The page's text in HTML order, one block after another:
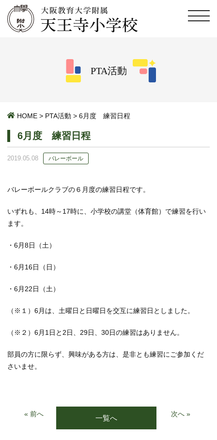
PTA活動
HOME > PTA活動 > 6月度 練習日程
6月度 練習日程
2019.05.08 バレーボール
バレーボールクラブの６月度の練習日程です。
いずれも、14時～17時に、小学校の講堂（体育館）で練習を行い
ます。
・6月8日（土）
・6月16日（日）
・6月22日（土）
（※１）6月は、土曜日と日曜日を交互に練習日としました。
（※２）6月1日と2日、29日、30日の練習はありません。
部員の方に限らず、興味がある方は、是非とも練習にご参加くだ
さいませ。
« 前へ 一覧へ 次へ »